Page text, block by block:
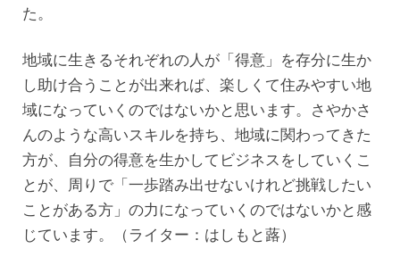
た。
地域に生きるそれぞれの人が「得意」を存分に生か
し助け合うことが出来れば、楽しくて住みやすい地
域になっていくのではないかと思います。さやかさ
んのような高いスキルを持ち、地域に関わってきた
方が、自分の得意を生かしてビジネスをしていくこ
とが、周りで「一歩踏み出せないけれど挑戦したい
ことがある方」の力になっていくのではないかと感
じています。（ライター：はしもと蕗）